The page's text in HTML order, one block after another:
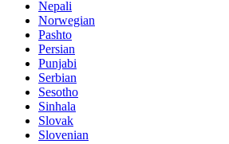
Nepali
Norwegian
Pashto
Persian
Punjabi
Serbian
Sesotho
Sinhala
Slovak
Slovenian